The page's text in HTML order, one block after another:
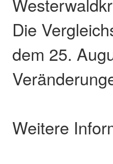
Die
dem 25.
Weitere